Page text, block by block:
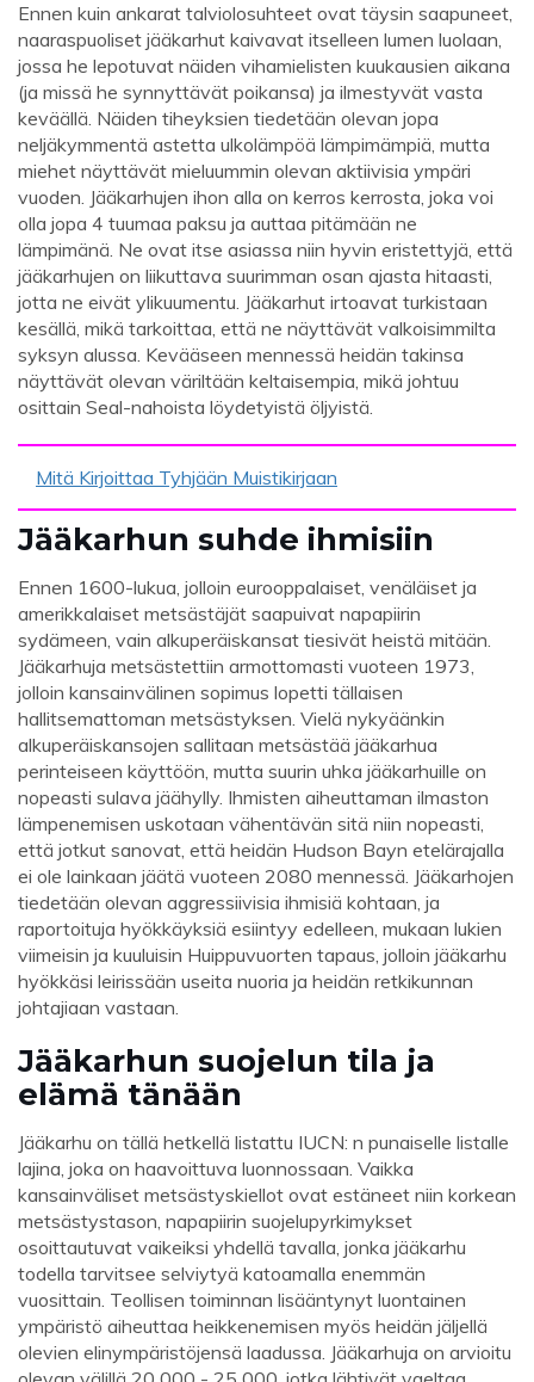
Ennen kuin ankarat talviolosuhteet ovat täysin saapuneet,
naaraspuoliset jääkarhut kaivavat itselleen lumen luolaan,
jossa he lepotuvat näiden vihamielisten kuukausien aikana
(ja missä he synnyttävät poikansa) ja ilmestyvät vasta
keväällä. Näiden tiheyksien tiedetään olevan jopa
neljäkymmentä astetta ulkolämpöä lämpimämpiä, mutta
miehet näyttävät mieluummin olevan aktiivisia ympäri
vuoden. Jääkarhujen ihon alla on kerros kerrosta, joka voi
olla jopa 4 tuumaa paksu ja auttaa pitämään ne
lämpimänä. Ne ovat itse asiassa niin hyvin eristettyjä, että
jääkarhujen on liikuttava suurimman osan ajasta hitaasti,
jotta ne eivät ylikuumentu. Jääkarhut irtoavat turkistaan ​​
kesällä, mikä tarkoittaa, että ne näyttävät valkoisimmilta
syksyn alussa. Kevääseen mennessä heidän takinsa
näyttävät olevan väriltään keltaisempia, mikä johtuu
osittain Seal-nahoista löydetyistä öljyistä.
Mitä Kirjoittaa Tyhjään Muistikirjaan
Jääkarhun suhde ihmisiin
Ennen 1600-lukua, jolloin eurooppalaiset, venäläiset ja
amerikkalaiset metsästäjät saapuivat napapiirin
sydämeen, vain alkuperäiskansat tiesivät heistä mitään.
Jääkarhuja metsästettiin armottomasti vuoteen 1973,
jolloin kansainvälinen sopimus lopetti tällaisen
hallitsemattoman metsästyksen. Vielä nykyäänkin
alkuperäiskansojen sallitaan metsästää jääkarhua
perinteiseen käyttöön, mutta suurin uhka jääkarhuille on
nopeasti sulava jäähylly. Ihmisten aiheuttaman ilmaston
lämpenemisen uskotaan vähentävän sitä niin nopeasti,
että jotkut sanovat, että heidän Hudson Bayn etelärajalla
ei ole lainkaan jäätä vuoteen 2080 mennessä. Jääkarhojen
tiedetään olevan aggressiivisia ihmisiä kohtaan, ja
raportoituja hyökkäyksiä esiintyy edelleen, mukaan lukien
viimeisin ja kuuluisin Huippuvuorten tapaus, jolloin jääkarhu
hyökkäsi leirissään useita nuoria ja heidän retkikunnan
johtajiaan vastaan.
Jääkarhun suojelun tila ja
elämä tänään
Jääkarhu on tällä hetkellä listattu IUCN: n punaiselle listalle
lajina, joka on haavoittuva luonnossaan. Vaikka
kansainväliset metsästyskiellot ovat estäneet niin korkean
metsästystason, napapiirin suojelupyrkimykset
osoittautuvat vaikeiksi yhdellä tavalla, jonka jääkarhu
todella tarvitsee selviytyä katoamalla enemmän
vuosittain. Teollisen toiminnan lisääntynyt luontainen
ympäristö aiheuttaa heikkenemisen myös heidän jäljellä
olevien elinympäristöjensä laadussa. Jääkarhuja on arvioitu